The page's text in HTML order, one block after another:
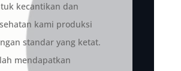
kecantikan dan
kami produksi
standar yang ketat.
mendapatkan